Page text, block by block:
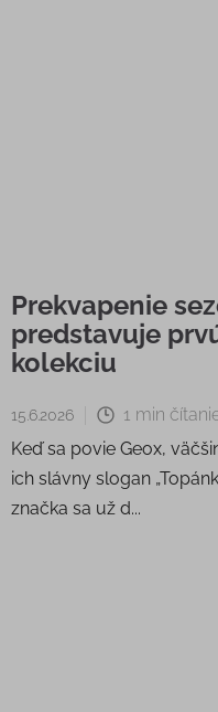
Prekvapenie
predstavuje
kolekciu
15.6.2026
1 min
Keď sa povie Geox,
ich slávny slogan
značka sa už d...